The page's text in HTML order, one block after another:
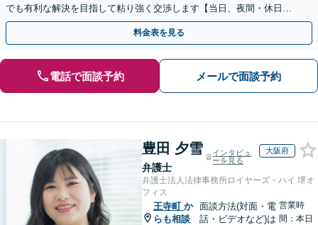
でも有利な解決を目指して粘り強く交渉します【当日、夜間・休日相
談可】
料金表を見る
電話で面談予約 メールで面談予約
豊田 夕雪
弁護士
インタビュ
ーを見る
大阪府
弁護士法人法律事務所ロイヤーズ・ハイ 堺オ
フィス
王寺町 か
らも相談
面談方法(対面・電
話・ビデオなど)は
営業時
間：本日